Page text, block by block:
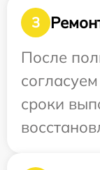
3
После
сроки